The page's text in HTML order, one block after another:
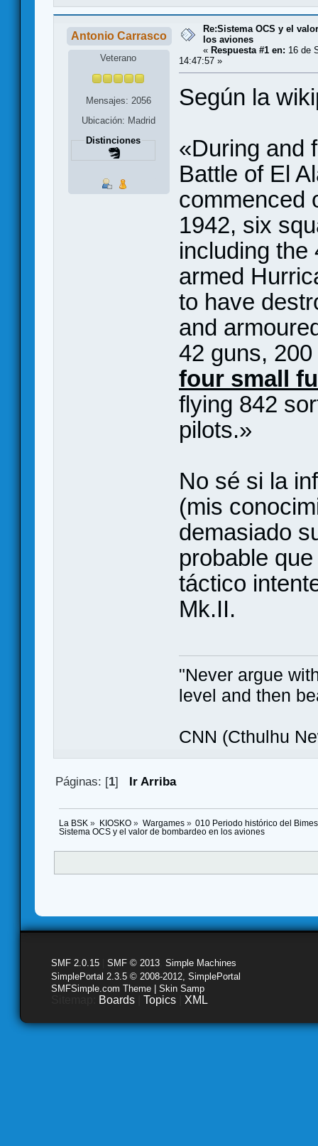
Antonio Carrasco
Veterano
Mensajes: 2056
Ubicación: Madrid
Distinciones
Re:Sistema OCS y el
los aviones
« Respuesta #1 en: 16 de
14:47:57 »
Según la
«During and
Battle of El
commenced
1942, six
including the
armed
to have
and
42 guns,
four small
flying 842
pilots.»
No sé si la
(mis
demasiado
probable
táctico
Mk.II.
"Never argue
level and then
CNN (Cthulhu
Páginas: [1] Ir Arriba
La BSK » KIOSKO» Wargames» 010 Periodo histórico del
Sistema OCS y el valor de bombardeo en los aviones
SMF 2.0.15 SMF © 2013 Simple Machines
SimplePortal 2.3.5 © 2008-2012, SimplePortal
SMFSimple.com Theme | Skin Samp
Boards Topics XML